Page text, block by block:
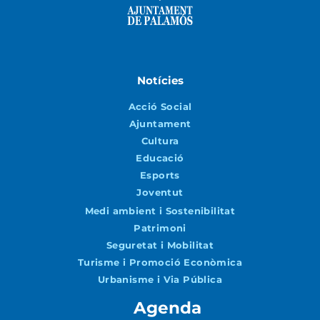
Notícies
Acció Social
Ajuntament
Cultura
Educació
Esports
Joventut
Medi ambient i Sostenibilitat
Patrimoni
Seguretat i Mobilitat
Turisme i Promoció Econòmica
Urbanisme i Via Pública
Agenda